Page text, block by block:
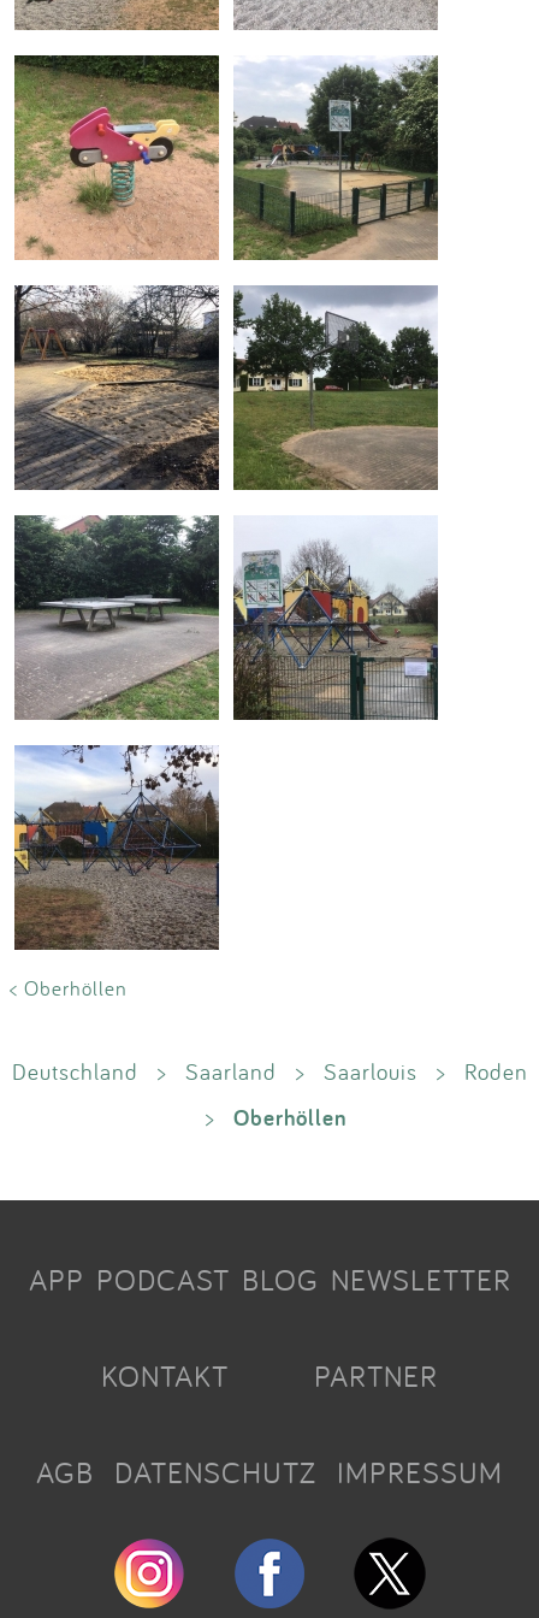
< Oberhöllen
Deutschland > Saarland > Saarlouis >
Roden
>
Oberhöllen
APP PODCAST BLOG NEWSLETTER
KONTAKT PARTNER
AGB DATENSCHUTZ IMPRESSUM